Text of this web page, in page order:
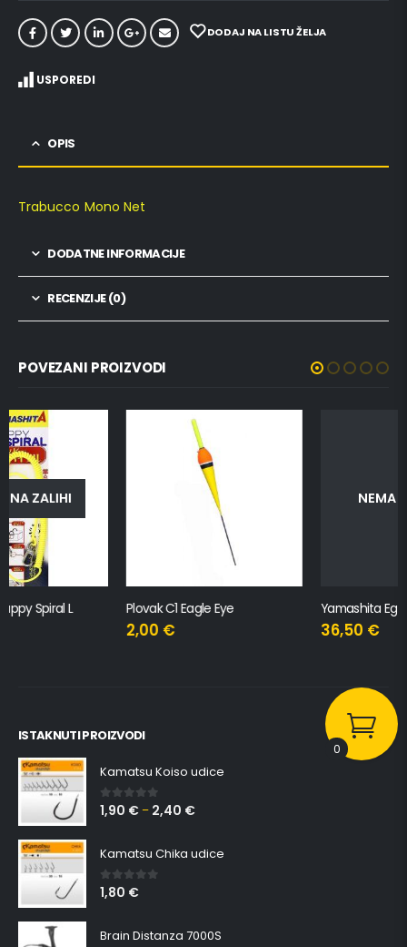
DODAJ NA LISTU ŽELJA
USPOREDI
OPIS
Trabucco Mono Net
DODATNE INFORMACIJE
RECENZIJE (0)
POVEZANI PROIZVODI
Plovak C1 Eagle Eye Yamashita Egi Stocker S
ISTAKNUTI PROIZVODI
Kamatsu Koiso udice
0 out of 5
1,90 € – 2,40 €
Kamatsu Chika udice
0 out of 5
1,80 €
Brain Distanza 7000S
0